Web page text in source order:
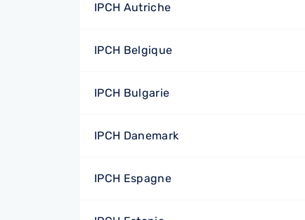
IPCH Autriche
IPCH Belgique
IPCH Bulgarie
IPCH Danemark
IPCH Espagne